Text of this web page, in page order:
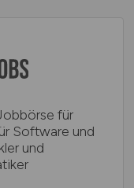
für
Software und
und